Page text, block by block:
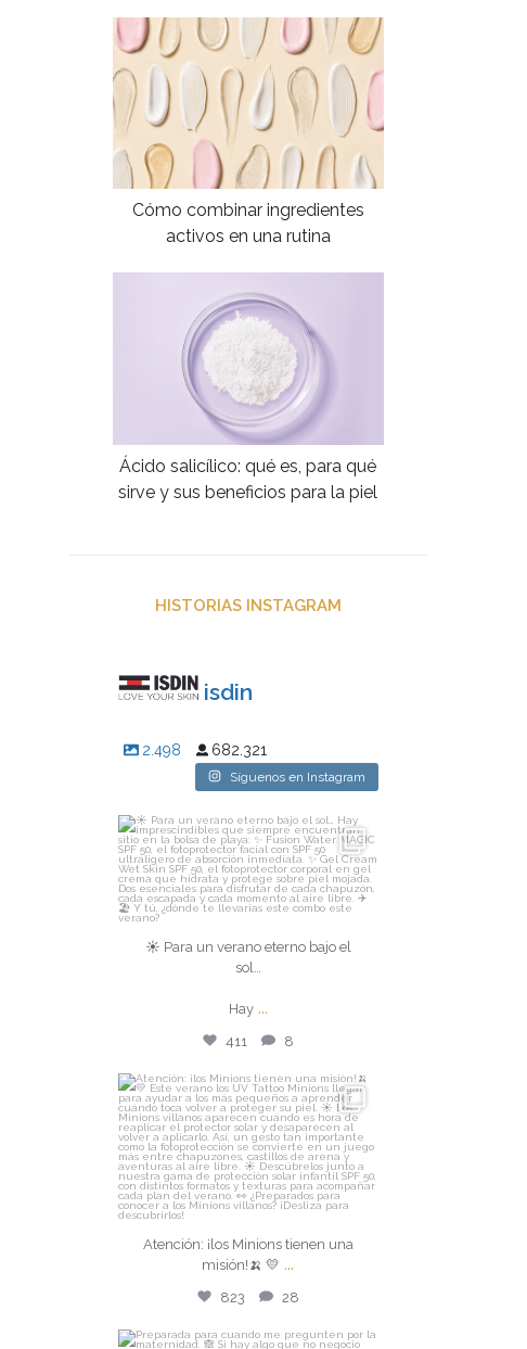
Cómo combinar ingredientes
activos en una rutina
Ácido salicílico: qué es, para qué
sirve y sus beneficios para la piel
HISTORIAS INSTAGRAM
isdin
2.498 682.321
Síguenos en Instagram
isdin
☀️ Para un verano eterno bajo el
sol…
Hay...
Ago 4
411 8
☀️ Para un verano eterno bajo el
sol…
Hay ...
411 8
isdin
Atención: ¡los Minions tienen una
misión!🍌 💛...
Ago 3
823 28
Atención: ¡los Minions tienen una
misión!🍌 💛 ...
823 28